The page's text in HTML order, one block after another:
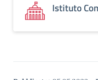
Istituto